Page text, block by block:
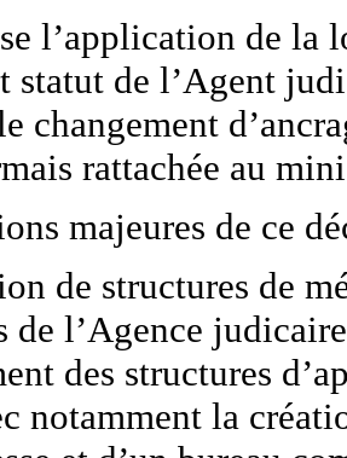
l’application de la
statut de l’Agent
changement
rattachée au
majeures de ce
de structures de
de l’Agence
des structures
notamment la